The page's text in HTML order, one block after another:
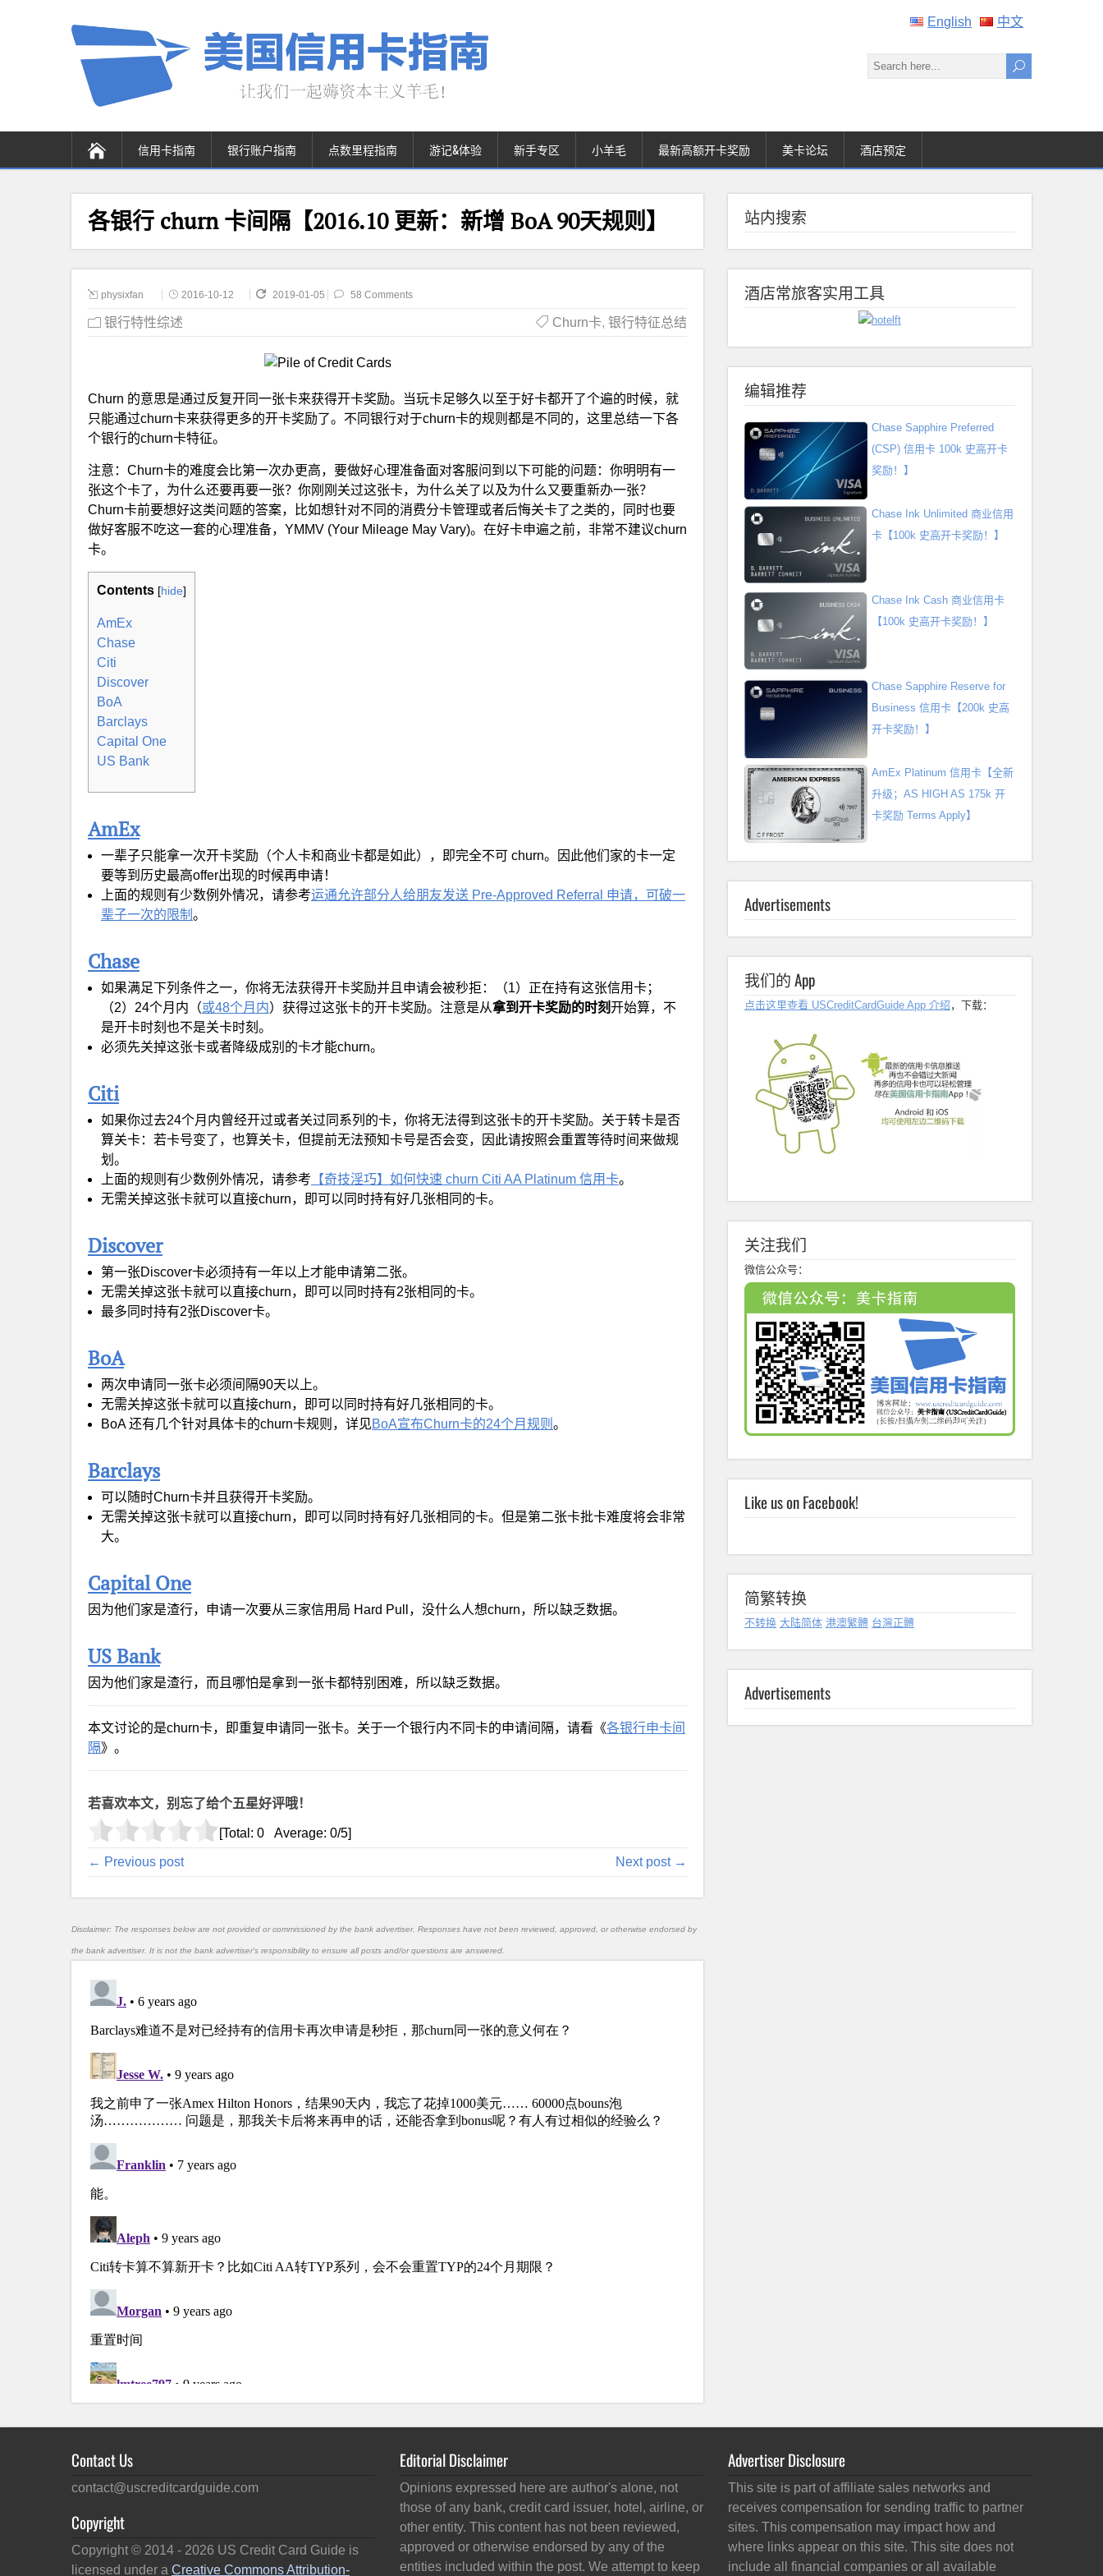
English 中文
信用卡指南 银行账户指南 点数里程指南 游记&体验 新手专区 小羊毛 最新高额开卡奖励 美卡论坛 酒店预定
各银行 churn 卡间隔【2016.10 更新：新增 BoA 90天规则】
physixfan 2016-10-12 2019-01-05 58 Comments
银行特性综述 Churn卡, 银行特征总结
Churn 的意思是通过反复开同一张卡来获得开卡奖励。当玩卡足够久以至于好卡都开了个遍的时候，就
只能通过churn卡来获得更多的开卡奖励了。不同银行对于churn卡的规则都是不同的，这里总结一下各
个银行的churn卡特征。
注意：Churn卡的难度会比第一次办更高，要做好心理准备面对客服问到以下可能的问题：你明明有一
张这个卡了，为什么还要再要一张？你刚刚关过这张卡，为什么关了以及为什么又要重新办一张？
Churn卡前要想好这类问题的答案，比如想针对不同的消费分卡管理或者后悔关卡了之类的，同时也要
做好客服不吃这一套的心理准备，YMMV (Your Mileage May Vary)。在好卡申遍之前，非常不建议churn
卡。
Contents [hide]
AmEx
Chase
Citi
Discover
BoA
Barclays
Capital One
US Bank
AmEx
一辈子只能拿一次开卡奖励（个人卡和商业卡都是如此），即完全不可 churn。因此他们家的卡一定
要等到历史最高offer出现的时候再申请！
上面的规则有少数例外情况，请参考运通允许部分人给朋友发送 Pre-Approved Referral 申请，可破一
辈子一次的限制 。
Chase
如果满足下列条件之一，你将无法获得开卡奖励并且申请会被秒拒：（1）正在持有这张信用卡；
（2）24个月内（或48个月内）获得过这张卡的开卡奖励。注意是从拿到开卡奖励的时刻开始算，不
是开卡时刻也不是关卡时刻。
必须先关掉这张卡或者降级成别的卡才能churn。
Citi
如果你过去24个月内曾经开过或者关过同系列的卡，你将无法得到这张卡的开卡奖励。关于转卡是否
算关卡：若卡号变了，也算关卡，但提前无法预知卡号是否会变，因此请按照会重置等待时间来做规
划。
上面的规则有少数例外情况，请参考 【奇技淫巧】如何快速 churn Citi AA Platinum 信用卡。
无需关掉这张卡就可以直接churn，即可以同时持有好几张相同的卡。
Discover
第一张Discover卡必须持有一年以上才能申请第二张。
无需关掉这张卡就可以直接churn，即可以同时持有2张相同的卡。
最多同时持有2张Discover卡。
BoA
两次申请同一张卡必须间隔90天以上。
无需关掉这张卡就可以直接churn，即可以同时持有好几张相同的卡。
BoA 还有几个针对具体卡的churn卡规则，详见BoA宣布Churn卡的24个月规则 。
Barclays
可以随时Churn卡并且获得开卡奖励。
无需关掉这张卡就可以直接churn，即可以同时持有好几张相同的卡。但是第二张卡批卡难度将会非常
大。
Capital One
因为他们家是渣行，申请一次要从三家信用局 Hard Pull，没什么人想churn，所以缺乏数据。
US Bank
因为他们家是渣行，而且哪怕是拿到一张卡都特别困难，所以缺乏数据。
本文讨论的是churn卡，即重复申请同一张卡。关于一个银行内不同卡的申请间隔，请看《各银行申卡间
隔》。
若喜欢本文，别忘了给个五星好评哦！
[Total: 0 Average: 0/5]
← Previous post Next post →
Disclaimer: The responses below are not provided or commissioned by the bank advertiser. Responses have not been reviewed, approved, or otherwise endorsed by
the bank advertiser. It is not the bank advertiser's responsibility to ensure all posts and/or questions are answered.
站内搜索
酒店常旅客实用工具
编辑推荐
Chase Sapphire Preferred
(CSP) 信用卡 100k 史高开卡
奖励！】
Chase Ink Unlimited 商业信用
卡【100k 史高开卡奖励！】
Chase Ink Cash 商业信用卡
【100k 史高开卡奖励！】
Chase Sapphire Reserve for
Business 信用卡【200k 史高
开卡奖励！】
AmEx Platinum 信用卡【全新
升级；AS HIGH AS 175k 开
卡奖励 Terms Apply】
Advertisements
我们的 App
点击这里查看 USCreditCardGuide App 介绍 ，下载：
关注我们
微信公众号：
Like us on Facebook!
简繁转换
不转换 大陆简体 港澳繁體 台灣正體
Advertisements
Contact Us
contact@uscreditcardguide.com
Copyright
Copyright © 2014 - 2026 US Credit Card Guide is
licensed under a Creative Commons Attribution-
Editorial Disclaimer
Opinions expressed here are author's alone, not
those of any bank, credit card issuer, hotel, airline, or
other entity. This content has not been reviewed,
approved or otherwise endorsed by any of the
entities included within the post. We attempt to keep
Advertiser Disclosure
This site is part of affiliate sales networks and
receives compensation for sending traffic to partner
sites. This compensation may impact how and
where links appear on this site. This site does not
include all financial companies or all available